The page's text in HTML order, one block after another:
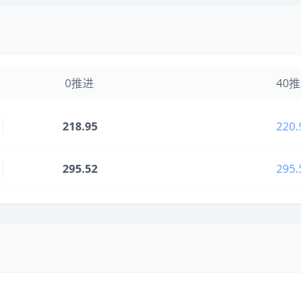
0推进 40
218.95
295.52